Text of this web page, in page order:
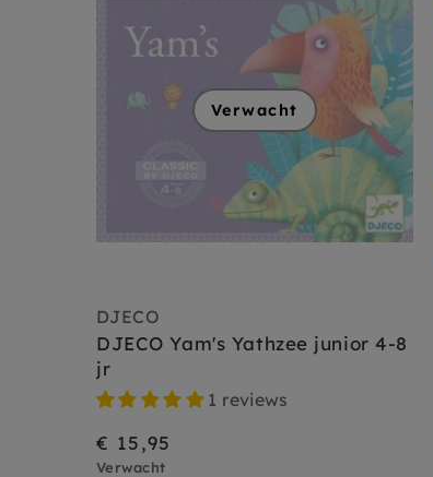
Verwacht
DJECO
DJECO Yam's Yathzee junior 4-8
jr
1 reviews
€ 15,95
Verwacht